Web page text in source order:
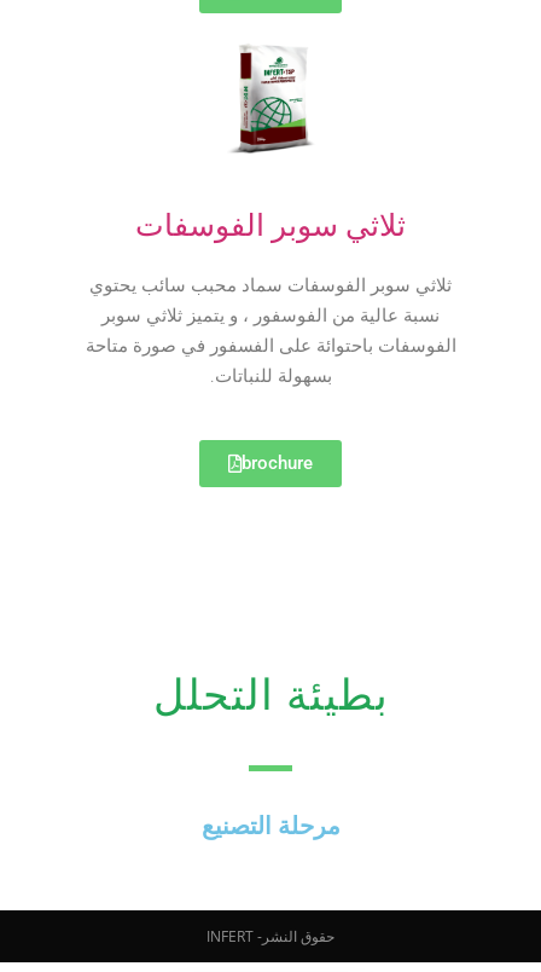
ثلاثي سوبر الفوسفات
ثلاثي سوبر الفوسفات سماد محبب سائب يحتوي
نسبة عالية من الفوسفور ، و يتميز ثلاثي سوبر
الفوسفات باحتوائة على الفسفور في صورة متاحة
بسهولة للنباتات.
brochure
بطيئة التحلل
مرحلة التصنيع
حقوق النشر- INFERT